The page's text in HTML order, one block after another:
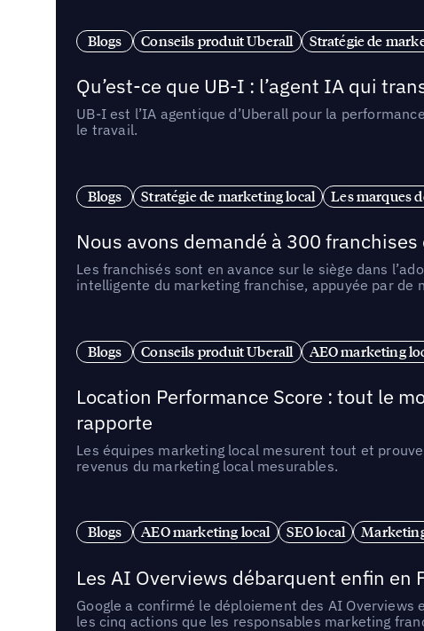
Blogs Conseils produit Uberall Stratégie de
Qu’est-ce que UB-I : l’agent IA qui
UB-I est l’IA agentique d’Uberall pour la
le travail.
Blogs Stratégie de marketing local Les marques
Nous avons demandé à 300
Les franchisés sont en avance sur le siège dans
intelligente du marketing franchise, appuyée par de
Blogs Conseils produit Uberall AEO marketing
Location Performance Score : tout le
rapporte
Les équipes marketing local mesurent tout et
revenus du marketing local mesurables.
Blogs AEO marketing local SEO local
Les AI Overviews débarquent enfin
Google a confirmé le déploiement des AI
les cinq actions que les responsables marketing